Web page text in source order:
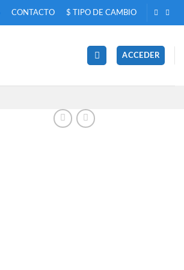
CONTACTO $ TIPO DE CAMBIO
ACCEDER